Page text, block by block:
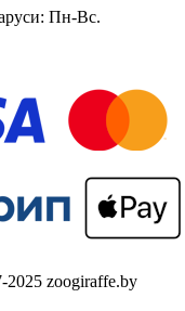
Пн-Вс.
zoogiraffe.by